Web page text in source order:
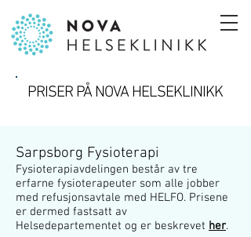
PRISER PÅ NOVA HELSEKLINIKK
Sarpsborg Fysioterapi
Fysioterapiavdelingen består av tre
erfarne fysioterapeuter som alle jobber
med refusjonsavtale med HELFO. Prisene
er dermed fastsatt av
Helsedepartementet og er beskrevet her.